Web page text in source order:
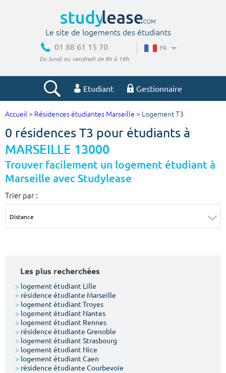
Le site de logements des étudiants
01 88 61 15 70
Du lundi au vendredi de 9h à 18h
FR
Etudiant Gestionnaire
Votre recherche
Ville, école
Type de location
Votre date d'entrée
Accueil > Résidences étudiantes Marseille > Logement T3
0 résidences T3 pour étudiants à
MARSEILLE 13000
Trouver facilement un logement étudiant à
Marseille avec Studylease
Trier par :
Les plus recherchées
> logement étudiant Lille
> résidence étudiante Marseille
> logement étudiant Troyes
> logement étudiant Nantes
> logement étudiant Rennes
> résidence étudiante Grenoble
> logement étudiant Strasbourg
> logement étudiant Nice
> logement étudiant Caen
> résidence étudiante Courbevoie